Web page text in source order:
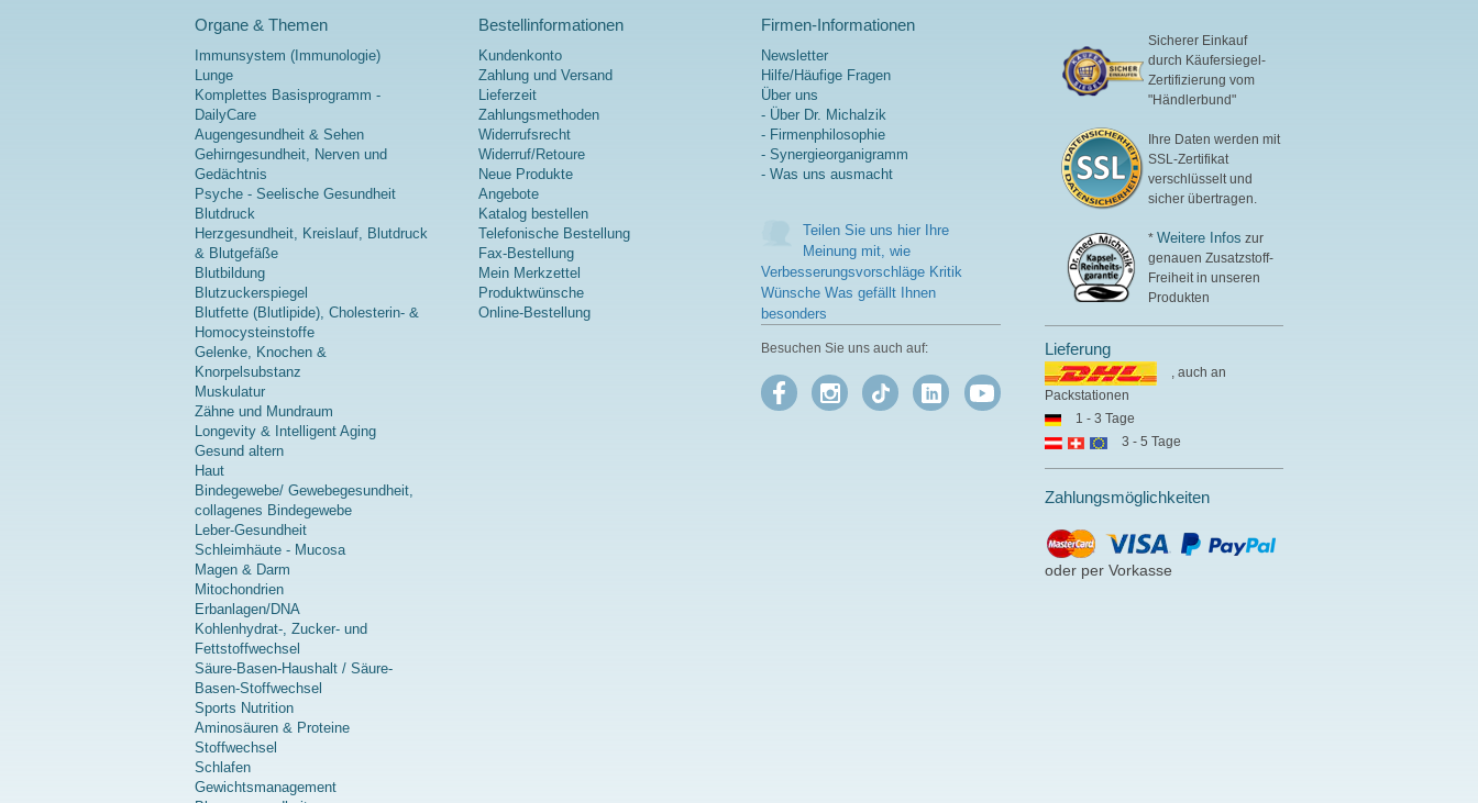
Organe & Themen
Immunsystem (Immunologie)
Lunge
Komplettes Basisprogramm -
DailyCare
Augengesundheit & Sehen
Gehirngesundheit, Nerven und
Gedächtnis
Psyche - Seelische Gesundheit
Blutdruck
Herzgesundheit, Kreislauf, Blutdruck
& Blutgefäße
Blutbildung
Blutzuckerspiegel
Blutfette (Blutlipide), Cholesterin- &
Homocysteinstoffe
Gelenke, Knochen &
Knorpelsubstanz
Muskulatur
Zähne und Mundraum
Longevity & Intelligent Aging
Gesund altern
Haut
Bindegewebe/ Gewebegesundheit,
collagenes Bindegewebe
Leber-Gesundheit
Schleimhäute - Mucosa
Magen & Darm
Mitochondrien
Erbanlagen/DNA
Kohlenhydrat-, Zucker- und
Fettstoffwechsel
Säure-Basen-Haushalt / Säure-
Basen-Stoffwechsel
Sports Nutrition
Aminosäuren & Proteine
Stoffwechsel
Schlafen
Gewichtsmanagement
Bestellinformationen
Kundenkonto
Zahlung und Versand
Lieferzeit
Zahlungsmethoden
Widerrufsrecht
Widerruf/Retoure
Neue Produkte
Angebote
Katalog bestellen
Telefonische Bestellung
Fax-Bestellung
Mein Merkzettel
Produktwünsche
Online-Bestellung
Firmen-Informationen
Newsletter
Hilfe/Häufige Fragen
Über uns
- Über Dr. Michalzik
- Firmenphilosophie
- Synergieorganigramm
- Was uns ausmacht
Teilen Sie uns hier Ihre
Meinung mit, wie
Verbesserungsvorschläge Kritik
Wünsche Was gefällt Ihnen
besonders
Besuchen Sie uns auch auf:
Sicherer Einkauf
durch Käufersiegel-
Zertifizierung vom
"Händlerbund"
Ihre Daten werden mit
SSL-Zertifikat
verschlüsselt und
sicher übertragen.
*Weitere Infos zur
genauen Zusatzstoff-
Freiheit in unseren
Produkten
Lieferung
, auch an
Packstationen
1 - 3 Tage
3 - 5 Tage
Zahlungsmöglichkeiten
oder per Vorkasse